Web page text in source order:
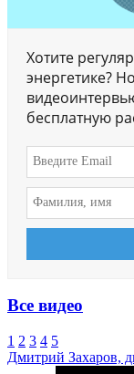
Хотите
энергетике?
бесплатную
Все видео
1 2 3 4 5
Дмитрий Захаров,